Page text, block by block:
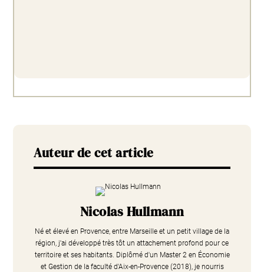
Auteur de cet article
Nicolas Hullmann
Né et élevé en Provence, entre Marseille et un petit village de la
région, j'ai développé très tôt un attachement profond pour ce
territoire et ses habitants. Diplômé d'un Master 2 en Économie
et Gestion de la faculté d'Aix-en-Provence (2018), je nourris